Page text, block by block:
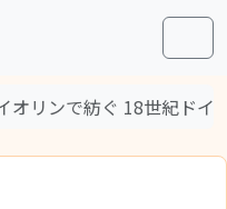
オリンで紡ぐ 18世紀ドイ